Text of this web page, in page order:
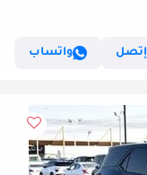
إتصل
واتساب